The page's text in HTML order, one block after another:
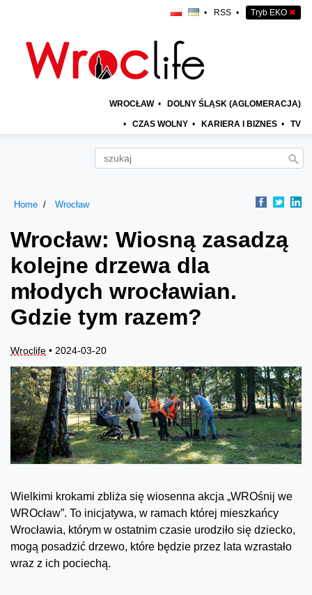
• RSS • Tryb EKO ✖
WROCŁAW • DOLNY ŚLĄSK (AGLOMERACJA)
• CZAS WOLNY • KARIERA I BIZNES • TV
Home Wrocław
Wrocław: Wiosną zasadzą
kolejne drzewa dla
młodych wrocławian.
Gdzie tym razem?
Wroclife • 2024-03-20
Wielkimi krokami zbliża się wiosenna akcja „WROśnij we
WROcław”. To inicjatywa, w ramach której mieszkańcy
Wrocławia, którym w ostatnim czasie urodziło się dziecko,
mogą posadzić drzewo, które będzie przez lata wzrastało
wraz z ich pociechą.